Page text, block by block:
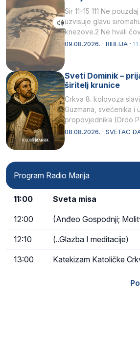
Sir 11–15 111 Ne
uzvisuje glavu
knezove.2 Ne hvali
njegovui…
09.08.2026. · BIBLIJA ·
Sveti Dominik –
širitelj krunice
Crkva 8. kolovoza
Guzmana, svećenika i
propovjednika (Ordo
Svojim životom,
08.08.2026. · SVETAC
Program Radio Marija
11:00 Sveta misa
12:00 (Anđeo Gospodnji;
12:10 (..Glazba I meditacije)
13:00 Katekizam Katoličke